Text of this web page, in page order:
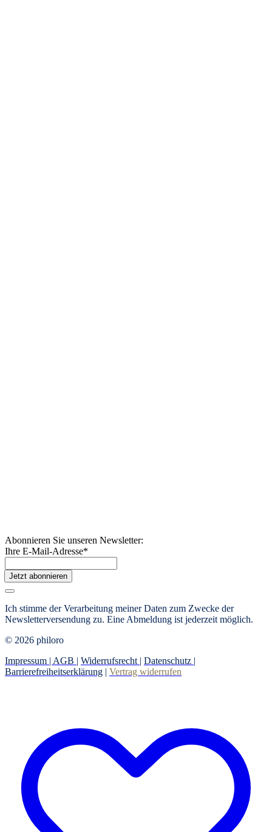
Abonnieren Sie unseren Newsletter:
Ihre E-Mail-Adresse*
Jetzt abonnieren
Ich stimme der Verarbeitung meiner Daten zum Zwecke der
Newsletterversendung zu. Eine Abmeldung ist jederzeit möglich.
© 2026 philoro
Impressum | AGB | Widerrufsrecht | Datenschutz |
Barrierefreiheitserklärung | Vertrag widerrufen